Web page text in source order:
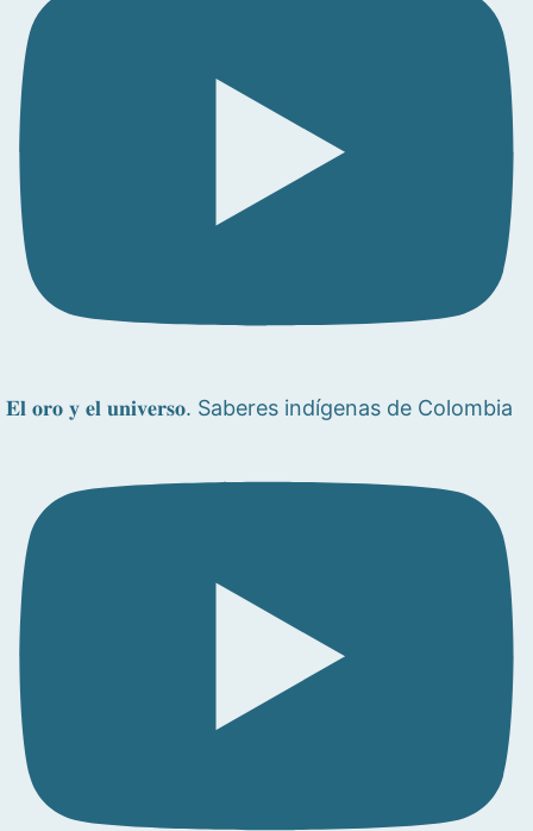
𝐄𝐥 𝐨𝐫𝐨 𝐲 𝐞𝐥 𝐮𝐧𝐢𝐯𝐞𝐫𝐬𝐨. Saberes indígenas de Colombia